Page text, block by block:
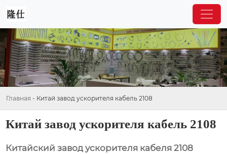
Главная - Китай завод ускорителя кабель 2108
Китай завод ускорителя кабель 2108
Китайский завод ускорителя кабеля 2108